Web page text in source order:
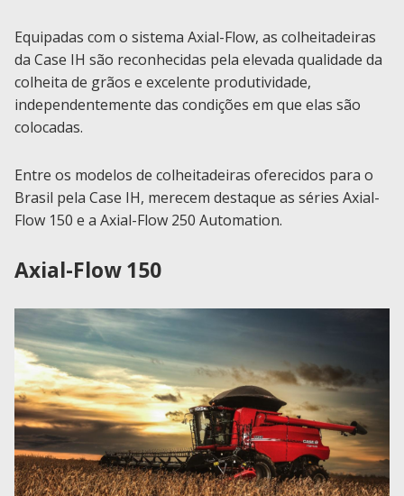
Equipadas com o sistema Axial-Flow, as colheitadeiras
da Case IH são reconhecidas pela elevada qualidade da
colheita de grãos e excelente produtividade,
independentemente das condições em que elas são
colocadas.
Entre os modelos de colheitadeiras oferecidos para o
Brasil pela Case IH, merecem destaque as séries Axial-
Flow 150 e a Axial-Flow 250 Automation.
Axial-Flow 150